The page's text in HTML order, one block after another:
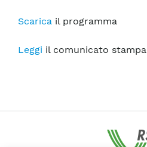
Scarica il programma
Leggi il comunicato stampa